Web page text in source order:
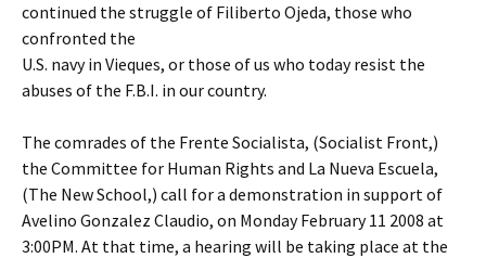
continued the struggle of Filiberto Ojeda, those who
confronted the
U.S. navy in Vieques, or those of us who today resist the
abuses of the F.B.I. in our country.
The comrades of the Frente Socialista, (Socialist Front,)
the Committee for Human Rights and La Nueva Escuela,
(The New School,) call for a demonstration in support of
Avelino Gonzalez Claudio, on Monday February 11 2008 at
3:00PM. At that time, a hearing will be taking place at the